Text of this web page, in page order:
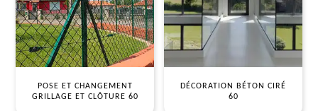
POSE ET CHANGEMENT
GRILLAGE ET CLÔTURE 60
DÉCORATION BÉTON CIRÉ
60